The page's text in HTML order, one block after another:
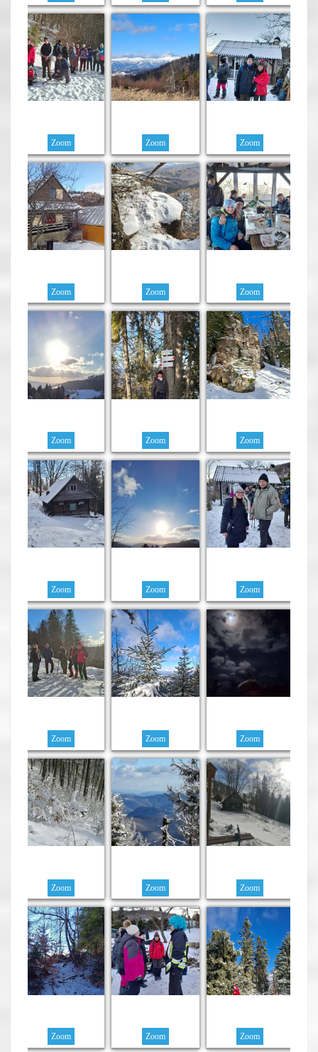
Zoom Zoom Zoom
Zoom Zoom Zoom
Zoom Zoom Zoom
Zoom Zoom Zoom
Zoom Zoom Zoom
Zoom Zoom Zoom
Zoom Zoom Zoom